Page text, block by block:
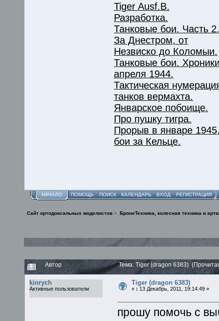
Tiger Ausf.B.
Разработка.
Танковые бои. Часть 2.
За Днестром, от
Незвиско до Коломыи.
Танковые бои.
апреля 1944.
Тактическая
танков вермахта.
Январское побоище.
Про пушку тигра.
Прорыв в январе
бои за Кельце.
НАЧАЛО ПОМОЩЬ ПОИСК КАЛЕНДАРЬ ВХОД РЕГИСТРАЦИЯ
Сайт ортодоксальных моделистов > БронеТехника, колесная техника и
Автор Тема: Tiger (dragon 6383)
kinrych
Активные пользователи
Tiger (dragon 6383)
« : 13 Декабрь, 2011, 19:14:49 »
прошу помочь с